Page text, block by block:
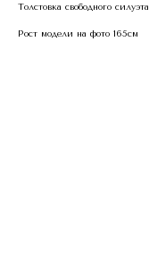
Толстовка свободного
Рост модели на фото 165см